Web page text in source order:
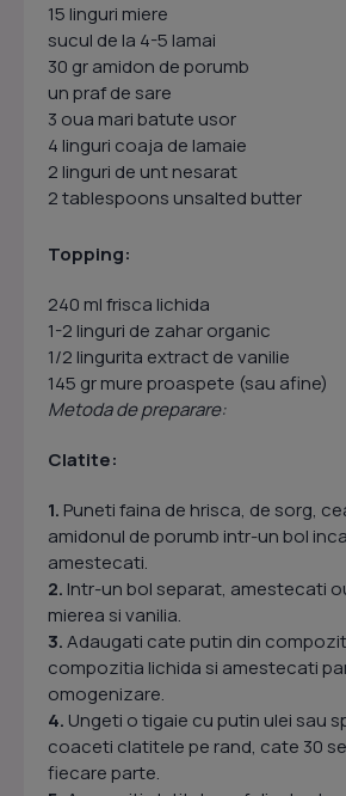
15 linguri miere
sucul de la 4-5 lamai
30 gr amidon de porumb
un praf de sare
3 oua mari batute usor
4 linguri coaja de lamaie
2 linguri de unt nesarat
2 tablespoons unsalted butter
Topping:
240 ml frisca lichida
1-2 linguri de zahar organic
1/2 lingurita extract de vanilie
145 gr mure proaspete (sau afine)
Metoda de preparare:
Clatite:
1. Puneti faina de hrisca, de sorg,
amidonul de porumb intr-un bol
amestecati.
2. Intr-un bol separat, amestecati
mierea si vanilia.
3.Adaugati cate putin din
compozitia lichida si amestecati
omogenizare.
4. Ungeti o tigaie cu putin ulei sau
coaceti clatitele pe rand, cate 30
fiecare parte.